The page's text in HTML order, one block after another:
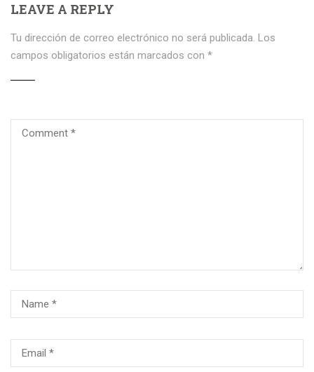
LEAVE A REPLY
Tu dirección de correo electrónico no será publicada. Los
campos obligatorios están marcados con *